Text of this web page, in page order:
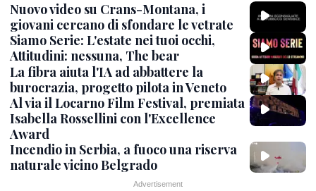
Nuovo video su Crans-Montana, i
giovani cercano di sfondare le vetrate
Siamo Serie: L'estate nei tuoi occhi,
Attitudini: nessuna, The bear
La fibra aiuta l'IA ad abbattere la
burocrazia, progetto pilota in Veneto
Al via il Locarno Film Festival, premiata
Isabella Rossellini con l'Excellence
Award
Incendio in Serbia, a fuoco una riserva
naturale vicino Belgrado